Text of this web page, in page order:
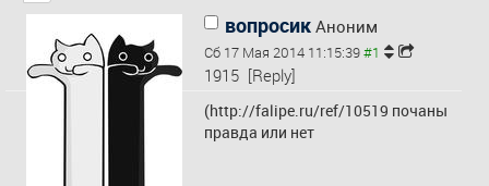
вопросик Аноним
Сб 17 Мая 2014 11:15:39
1915 [Reply]
(http://falipe.ru/ref/10519 почаны
правда или нет